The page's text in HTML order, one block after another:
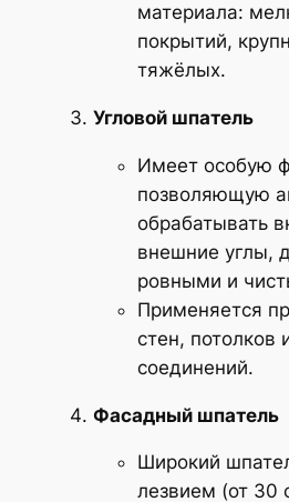
материала:
покрытий,
тяжёлых.
Угловой шпатель
Имеет особую
позволяющую
обрабатывать
внешние углы,
ровными и
Применяется
стен, потолков
соединений.
Фасадный шпатель
Широкий
лезвием (от 30